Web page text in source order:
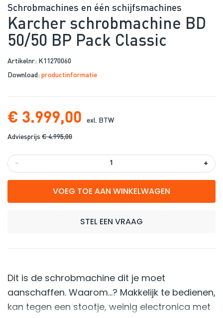
Schrobmachines en één schijfsmachines
Karcher schrobmachine BD
50/50 BP Pack Classic
Artikelnr: K11270060
Download:productinformatie
€ 3.999,00
exl. BTW
Adviesprijs € 4.995,00
- +
VOEG TOE AAN WINKELWAGEN
STEL EEN VRAAG
Dit is de schrobmachine dit je moet
aanschaffen. Waarom...? Makkelijk te bedienen,
kan tegen een stootje, weinig electronica met